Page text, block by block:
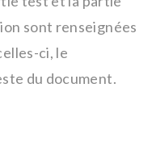
sont renseignées
ci, le
du document.